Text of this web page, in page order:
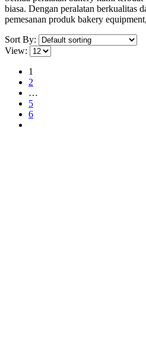
biasa. Dengan peralatan berkualitas
pemesanan produk bakery
Sort By:
View:
1
2
…
5
6